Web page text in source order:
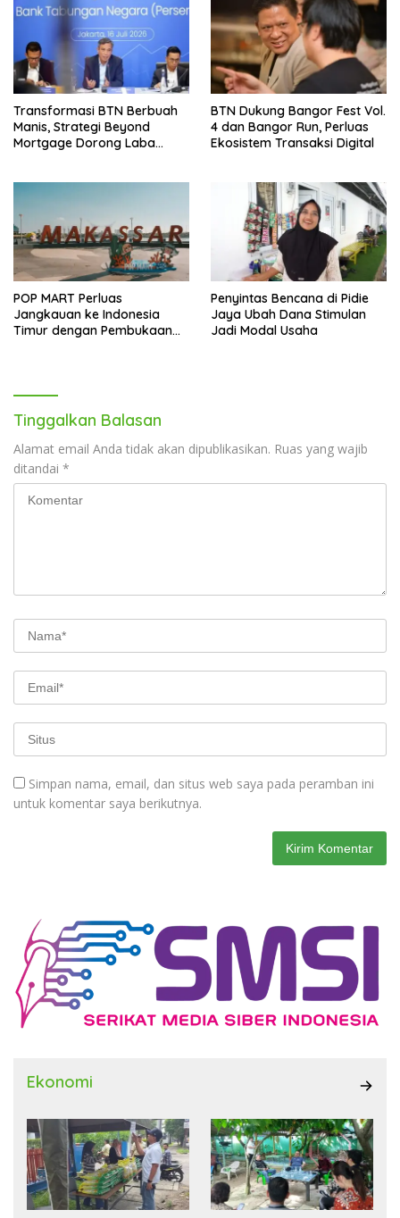
Transformasi BTN Berbuah
Manis, Strategi Beyond
Mortgage Dorong Laba
BTN Dukung Bangor Fest Vol.
4 dan Bangor Run, Perluas
Ekosistem Transaksi Digital
POP MART Perluas
Jangkauan ke Indonesia
Timur dengan Pembukaan
Penyintas Bencana di Pidie
Jaya Ubah Dana Stimulan
Jadi Modal Usaha
Tinggalkan Balasan
Alamat email Anda tidak akan dipublikasikan. Ruas yang wajib
ditandai *
Simpan nama, email, dan situs web saya pada peramban ini
untuk komentar saya berikutnya.
Ekonomi